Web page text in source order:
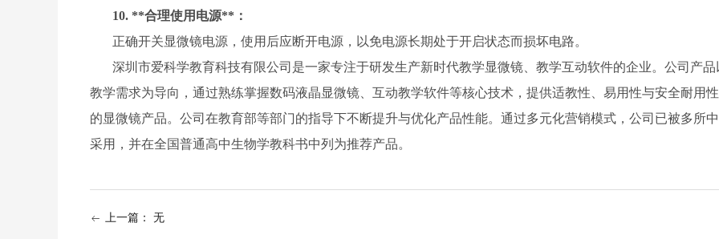
10. **合理使用电源**：
正确开关显微镜电源，使用后应断开电源，以免电源长期处于开启状态而损坏电路。
深圳市爱科学教育科技有限公司是一家专注于研发生产新时代教学显微镜、教学互动软件的企业。公司产品
教学需求为导向，通过熟练掌握数码液晶显微镜、互动教学软件等核心技术，提供适教性、易用性与安全耐用
的显微镜产品。公司在教育部等部门的指导下不断提升与优化产品性能。通过多元化营销模式，公司已被多所
采用，并在全国普通高中生物学教科书中列为推荐产品。
ꂃ 上一篇： 无